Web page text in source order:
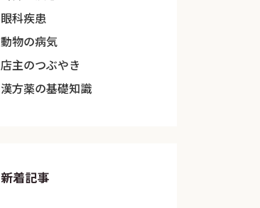
眼科疾患
動物の病気
店主のつぶやき
漢方薬の基礎知識
新着記事